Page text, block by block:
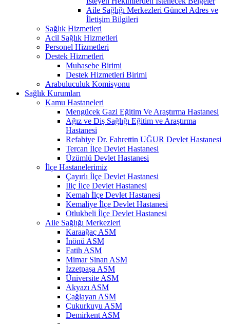
Aile Sağlığı Merkezleri Güncel Adres ve
İletişim Bilgileri
Sağlık Hizmetleri
Acil Sağlık Hizmetleri
Personel Hizmetleri
Destek Hizmetleri
Muhasebe Birimi
Destek Hizmetleri Birimi
Arabuluculuk Komisyonu
Sağlık Kurumları
Kamu Hastaneleri
Mengücek Gazi Eğitim Ve Araştırma Hastanesi
Ağız ve Diş Sağlığı Eğitim ve Araştırma
Hastanesi
Refahiye Dr. Fahrettin UĞUR Devlet Hastanesi
Tercan İlçe Devlet Hastanesi
Üzümlü Devlet Hastanesi
İlçe Hastanelerimiz
Çayırlı İlçe Devlet Hastanesi
İliç İlçe Devlet Hastanesi
Kemah İlçe Devlet Hastanesi
Kemaliye İlçe Devlet Hastanesi
Otlukbeli İlçe Devlet Hastanesi
Aile Sağlığı Merkezleri
Karaağaç ASM
İnönü ASM
Fatih ASM
Mimar Sinan ASM
İzzetpaşa ASM
Üniversite ASM
Akyazı ASM
Çağlayan ASM
Çukurkuyu ASM
Demirkent ASM